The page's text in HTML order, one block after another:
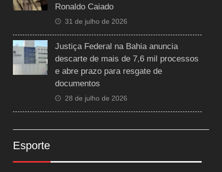
Ronaldo Caiado
31 de julho de 2026
Justiça Federal na Bahia anuncia
descarte de mais de 7,6 mil processos
e abre prazo para resgate de
documentos
28 de julho de 2026
Esporte